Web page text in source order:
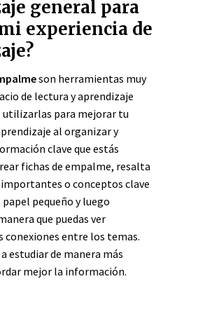
general para
experiencia de
son herramientas muy
de lectura y aprendizaje
utilizarlas para mejorar tu
al organizar y
clave que estás
fichas de empalme, resalta
o conceptos clave
pequeño y luego
que puedas ver
conexiones entre los temas.
estudiar de manera más
mejor la información.